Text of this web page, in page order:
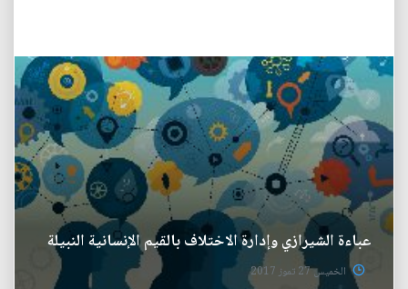
عباءة الشيرازي وإدارة الاختلاف بالقيم الإنسانية النبيلة
الخميس 27 تموز 2017